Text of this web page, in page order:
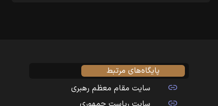
پایگاه‌های مرتبط
سایت مقام معظم رهبری